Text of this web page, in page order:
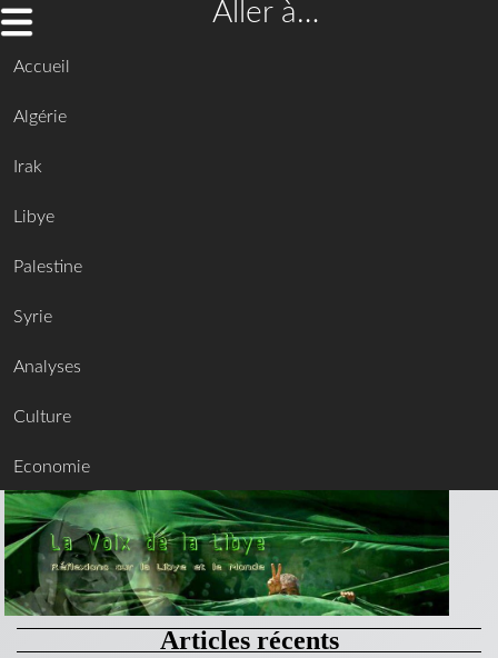
Aller à…
Accueil
Algérie
Irak
Libye
Palestine
Syrie
Analyses
Culture
Economie
Articles récents